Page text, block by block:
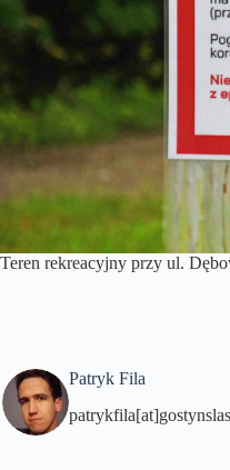
Teren rekreacyjny przy ul.
Patryk Fila